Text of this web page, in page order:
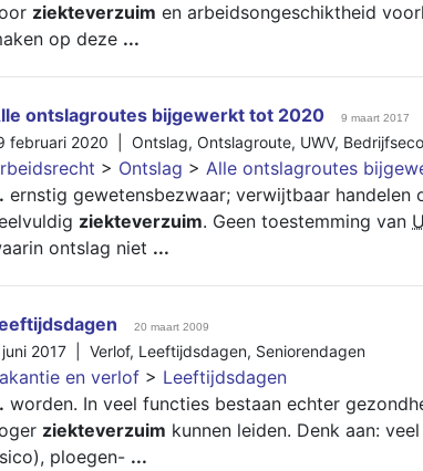
ziekteverzuim en arbeidsongeschiktheid
op deze ...
ontslagroutes bijgewerkt tot 2020 9 maart 2017
februari 2020 | Ontslag, Ontslagroute, UWV,
> Ontslag > Alle ontslagroutes
ernstig gewetensbezwaar; verwijtbaar
ziekteverzuim. Geen toestemming van
ontslag niet ...
20 maart 2009
2017 | Verlof, Leeftijdsdagen, Seniorendagen
en verlof > Leeftijdsdagen
worden. In veel functies bestaan echter
ziekteverzuim kunnen leiden. Denk aan:
ploegen- ...